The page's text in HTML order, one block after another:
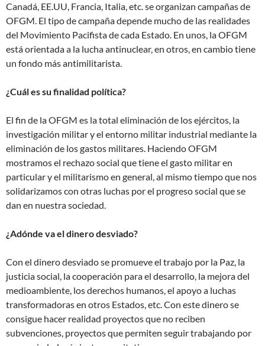
Canadá, EE.UU, Francia, Italia, etc. se organizan campañas de
OFGM. El tipo de campaña depende mucho de las realidades
del Movimiento Pacifista de cada Estado. En unos, la OFGM
está orientada a la lucha antinuclear, en otros, en cambio tiene
un fondo más antimilitarista.
¿Cuál es su finalidad política?
El fin de la OFGM es la total eliminación de los ejércitos, la
investigación militar y el entorno militar industrial mediante la
eliminación de los gastos militares. Haciendo OFGM
mostramos el rechazo social que tiene el gasto militar en
particular y el militarismo en general, al mismo tiempo que nos
solidarizamos con otras luchas por el progreso social que se
dan en nuestra sociedad.
¿Adónde va el dinero desviado?
Con el dinero desviado se promueve el trabajo por la Paz, la
justicia social, la cooperación para el desarrollo, la mejora del
medioambiente, los derechos humanos, el apoyo a luchas
transformadoras en otros Estados, etc. Con este dinero se
consigue hacer realidad proyectos que no reciben
subvenciones, proyectos que permiten seguir trabajando por